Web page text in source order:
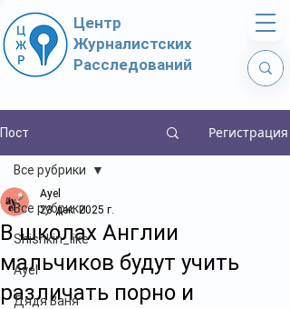
Центр
Журналистских
Расследований
Пост Регистрация
Все рубрики
Shishkin_like
Ayel
Дядя Ваня
Все рубрики
В школах Англии
мальчиков будут учить
различать порно и
Ayel
23 дек. 2025 г.